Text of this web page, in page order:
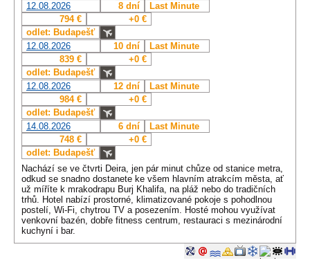
12.08.2026
8 dní
Last Minute
794 €
+0 €
odlet: Budapešť
12.08.2026
10 dní
Last Minute
839 €
+0 €
odlet: Budapešť
12.08.2026
12 dní
Last Minute
984 €
+0 €
odlet: Budapešť
14.08.2026
6 dní
Last Minute
748 €
+0 €
odlet: Budapešť
Nachází se ve čtvrti Deira, jen pár minut chůze od stanice metra,
odkud se snadno dostanete ke všem hlavním atrakcím města, ať
už míříte k mrakodrapu Burj Khalifa, na pláž nebo do tradičních
trhů. Hotel nabízí prostorné, klimatizované pokoje s pohodlnou
postelí, Wi-Fi, chytrou TV a posezením. Hosté mohou využívat
venkovní bazén, dobře fitness centrum, restauraci s mezinárodní
kuchyní i bar.